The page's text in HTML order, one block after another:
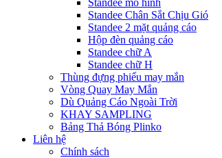
Standee mô hình
Standee Chân Sắt Chịu Gió
Standee 2 mặt quảng cáo
Hộp đèn quảng cáo
Standee chữ A
Standee chữ H
Thùng đựng phiếu may mắn
Vòng Quay May Mắn
Dù Quảng Cáo Ngoài Trời
KHAY SAMPLING
Bảng Thả Bóng Plinko
Liên hệ
Chính sách